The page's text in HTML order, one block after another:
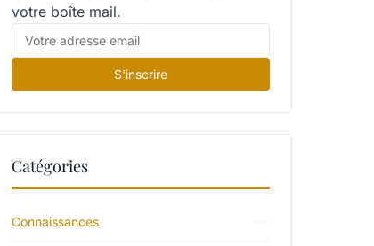
votre boîte mail.
S'inscrire
Catégories
Connaissances